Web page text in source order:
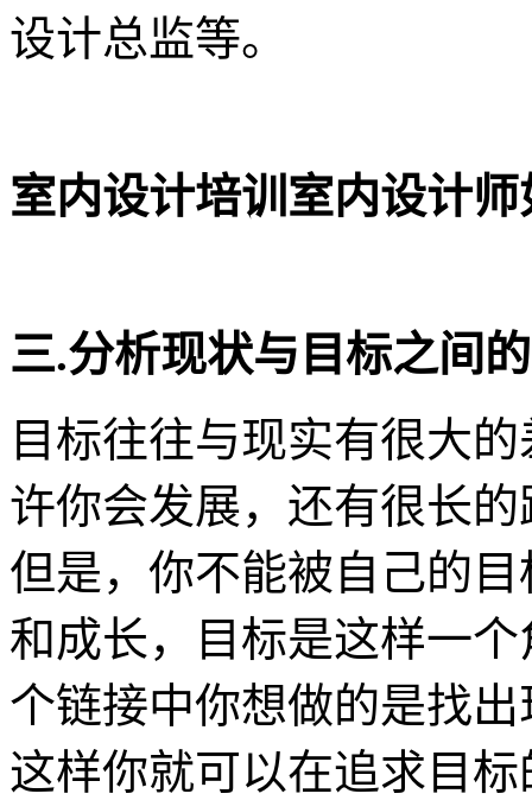
设计总监等。
室内设计培训室内设计
三.分析现状与目标之间
目标往往与现实有很大
许你会发展，还有很长
但是，你不能被自己的
和成长，目标是这样一
个链接中你想做的是找
这样你就可以在追求目